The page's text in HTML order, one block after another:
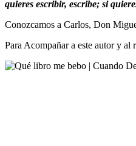
quieres escribir, escribe; si
Conozcamos a Carlos, Don
Para Acompañar a este autor y al